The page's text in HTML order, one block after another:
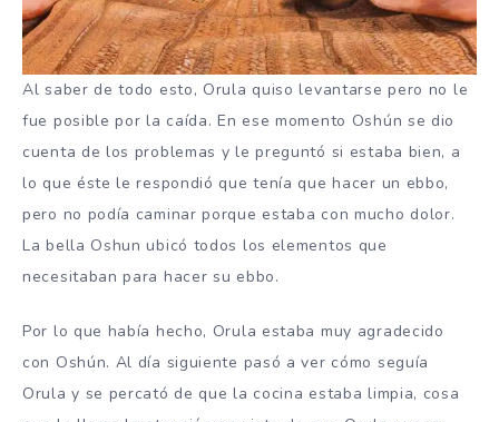
Al saber de todo esto, Orula quiso levantarse pero no le
fue posible por la caída. En ese momento Oshún se dio
cuenta de los problemas y le preguntó si estaba bien, a
lo que éste le respondió que tenía que hacer un ebbo,
pero no podía caminar porque estaba con mucho dolor.
La bella Oshun ubicó todos los elementos que
necesitaban para hacer su ebbo.
Por lo que había hecho, Orula estaba muy agradecido
con Oshún. Al día siguiente pasó a ver cómo seguía
Orula y se percató de que la cocina estaba limpia, cosa